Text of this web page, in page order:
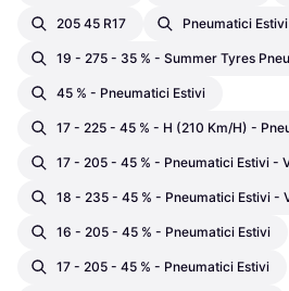
205 45 R17 Pneumatici Estivi
19 - 275 - 35 % - Summer Tyres
45 % - Pneumatici Estivi
17 - 225 - 45 % - H (210 Km/h) -
17 - 205 - 45 % - Pneumatici Estivi -
18 - 235 - 45 % - Pneumatici Estivi -
16 - 205 - 45 % - Pneumatici Estivi
17 - 205 - 45 % - Pneumatici Estivi